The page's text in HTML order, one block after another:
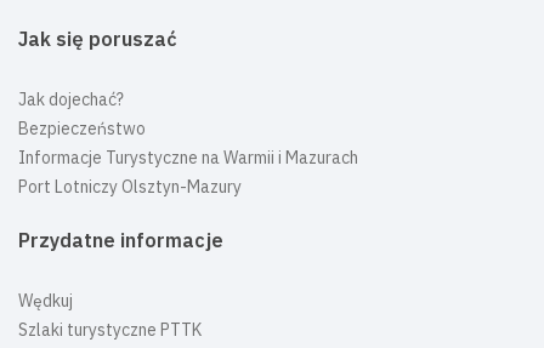
Jak się poruszać
Jak dojechać?
Bezpieczeństwo
Informacje Turystyczne na Warmii i Mazurach
Port Lotniczy Olsztyn-Mazury
Przydatne informacje
Wędkuj
Szlaki turystyczne PTTK